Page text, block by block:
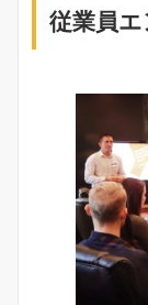
従業員